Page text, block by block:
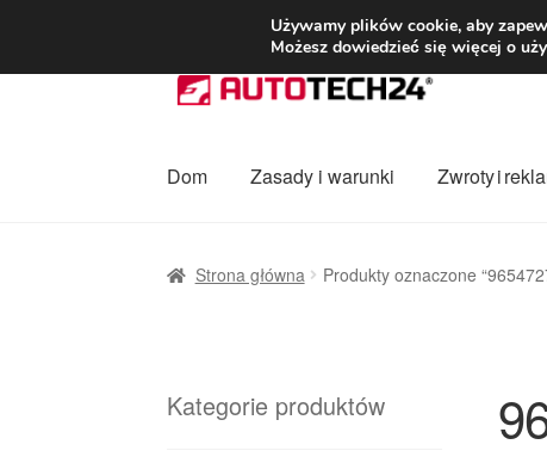
DOSTAWA od
Przejdź
do
Przejdź
do
Dom Zasady i warunki Zwroty i
Strona główna Produkty oznaczone
Kategorie produktów
Używamy plików cookie, aby
Możesz dowiedzieć się więcej o